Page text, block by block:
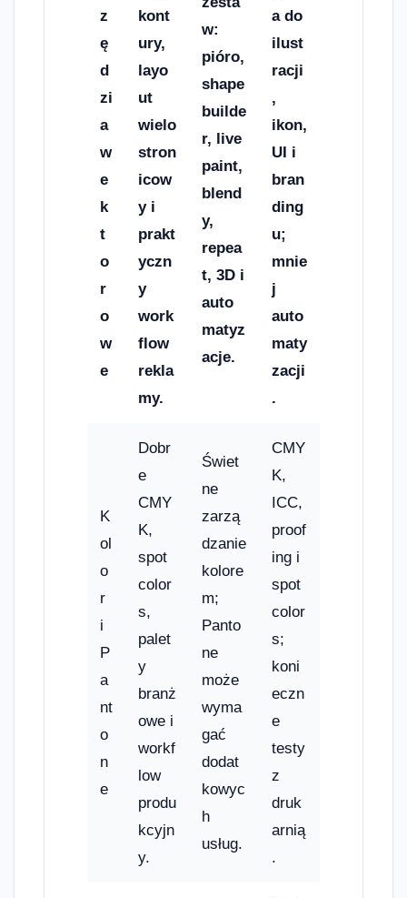
z
ę
d
zi
a
w
e
k
t
o
r
o
w
e
kont
ury,
layo
ut
wielo
stron
icow
y i
prakt
yczn
y
work
flow
rekla
my.
w:
pióro,
shape
builde
r, live
paint,
blend
y,
repea
t, 3D i
auto
matyz
acje.
a do
ilust
racji
,
ikon,
UI i
bran
ding
u;
mnie
j
auto
maty
zacji
.
K
ol
o
r
i
P
a
nt
o
n
e
Dobr
e
CMY
K,
spot
color
s,
palet
y
branż
owe i
workf
low
produ
kcyjn
y.
Świet
ne
zarzą
dzanie
kolore
m;
Panto
ne
może
wyma
gać
dodat
kowyc
h
usług.
CMY
K,
ICC,
proof
ing i
spot
color
s;
koni
eczn
e
testy
z
druk
arnią
.